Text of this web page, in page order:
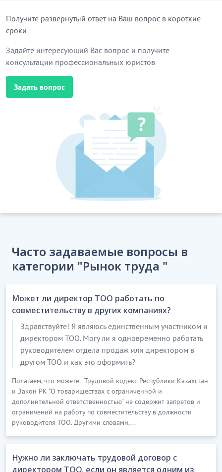
Получите развернутый ответ на Ваш вопрос в короткие
сроки
Задайте интересующий Вас вопрос и получите
консультации профессиональных юристов
Задать вопрос
Часто задаваемые вопросы в
категории "Рынок труда "
Может ли директор ТОО работать по
совместительству в других компаниях?
Здравствуйте! Я являюсь единственным участником и
директором ТОО. Могу ли я одновременно работать
руководителем отдела продаж или директором в
другом ТОО и как это оформить?
Полагаем, что можете. Трудовой кодекс Республики Казахстан
и Закон РК "О товариществах с ограниченной и
дополнительной ответственностью" не содержит запретов и
ограничений на работу по совместительству в должности
руководителя ТОО. Другими словами,...
Нужно ли заключать трудовой договор с
директором ТОО, если он является одним из